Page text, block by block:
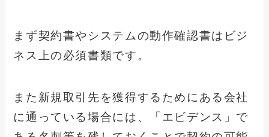
まず契約書やシステムの動作確認書はビジ
ネス上の必須書類です。
また新規取引先を獲得するためにある会社
に通っている場合には、「エビデンス」で